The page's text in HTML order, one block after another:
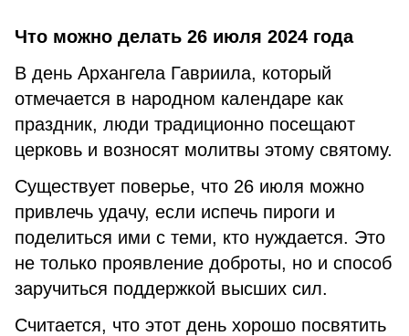
Что можно делать 26 июля 2024 года
В день Архангела Гавриила, который
отмечается в народном календаре как
праздник, люди традиционно посещают
церковь и возносят молитвы этому святому.
Существует поверье, что 26 июля можно
привлечь удачу, если испечь пироги и
поделиться ими с теми, кто нуждается. Это
не только проявление доброты, но и способ
заручиться поддержкой высших сил.
Считается, что этот день хорошо посвятить